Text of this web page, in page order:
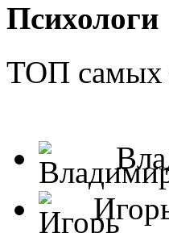
Психологи
ТОП самых